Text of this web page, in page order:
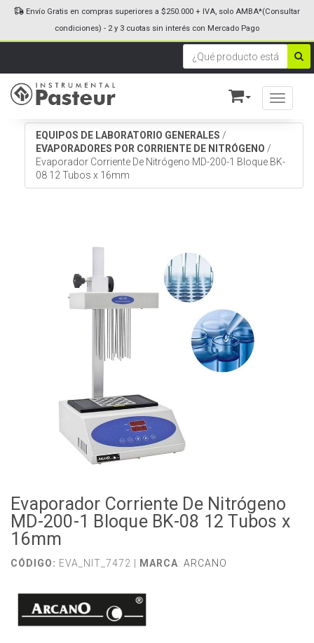
Toggle
Envío Gratis en compras superiores a $250.000 + IVA, solo AMBA*(Consultar
condiciones) - 2 y 3 cuotas sin interés con Mercado Pago
EQUIPOS DE LABORATORIO GENERALES /
EVAPORADORES POR CORRIENTE DE NITRÓGENO /
Evaporador Corriente De Nitrógeno MD-200-1 Bloque BK-
08 12 Tubos x 16mm
Evaporador Corriente De Nitrógeno
MD-200-1 Bloque BK-08 12 Tubos x
16mm
CÓDIGO: EVA_NIT_7472 | MARCA: ARCANO